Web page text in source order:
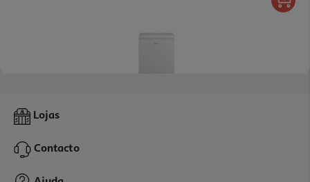
Arca Congeladora Horizontal Qilive Q.6154 Convertível E 99l
179,99 €
Lojas
Contacto